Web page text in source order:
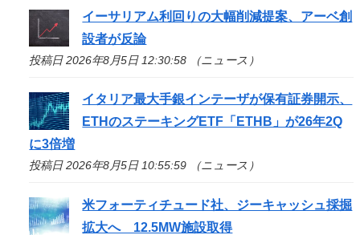
イーサリアム利回りの大幅削減提案、アーベ創
設者が反論
投稿日 2026年8月5日 12:30:58 （ニュース）
イタリア最大手銀インテーザが保有証券開示、
ETHのステーキングETF「ETHB」が26年2Q
に3倍増
投稿日 2026年8月5日 10:55:59 （ニュース）
米フォーティチュード社、ジーキャッシュ採掘
拡大へ 12.5MW施設取得